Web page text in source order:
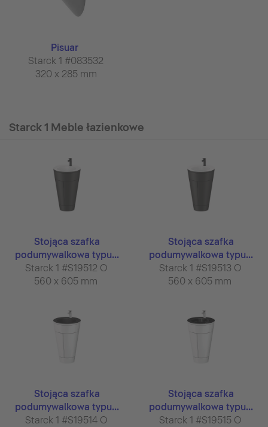
Pisuar
Starck 1 #083532
320 x 285 mm
Starck 1 Meble łazienkowe
Stojąca szafka
podumywalkowa typu...
Starck 1 #S19512 O
560 x 605 mm
Stojąca szafka
podumywalkowa typu...
Starck 1 #S19513 O
560 x 605 mm
Stojąca szafka
podumywalkowa typu...
Starck 1 #S19514 O
Stojąca szafka
podumywalkowa typu...
Starck 1 #S19515 O